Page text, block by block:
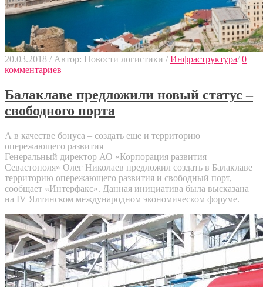
20.03.2018 / Автор: Новости логистики / Инфраструктура/ 0
комментариев
Балаклаве предложили новый статус –
свободного порта
А в качестве бонуса – создать еще и территорию
опережающего развития
Генеральный директор АО «Корпорация развития
Севастополя» Олег Николаев предложил создать в Балаклаве
территорию опережающего развития и свободный порт,
сообщает «Интерфакс». Данная инициатива была высказана
на IV Ялтинском международном экономическом форуме.